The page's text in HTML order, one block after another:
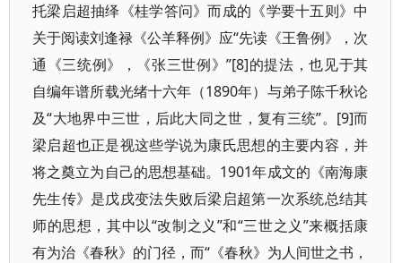
托梁启超抽绎《桂学答问》而成的《学要十五则》中
关于阅读刘逢禄《公羊释例》应“先读《王鲁例》，次
通《三统例》，《张三世例》”[8]的提法，也见于其
自编年谱所载光绪十六年（1890年）与弟子陈千秋论
及“大地界中三世，后此大同之世，复有三统”。[9]而
梁启超也正是视这些学说为康氏思想的主要内容，并
将之奠立为自己的思想基础。1901年成文的《南海康
先生传》是戊戌变法失败后梁启超第一次系统总结其
师的思想，其中以“改制之义”和“三世之义”来概括康
有为治《春秋》的门径，而“《春秋》为人间世之书，